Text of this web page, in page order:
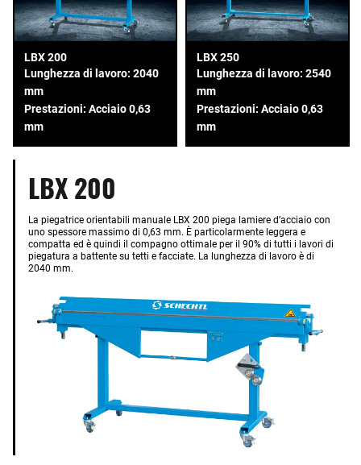
LBX 200
Lunghezza di lavoro: 2040
mm
Prestazioni: Acciaio 0,63
mm
LBX 250
Lunghezza di lavoro: 2540
mm
Prestazioni: Acciaio 0,63
mm
LBX 200
La piegatrice orientabili manuale LBX 200 piega lamiere d’acciaio con
uno spessore massimo di 0,63 mm. È particolarmente leggera e
compatta ed è quindi il compagno ottimale per il 90% di tutti i lavori di
piegatura a battente su tetti e facciate. La lunghezza di lavoro è di
2040 mm.